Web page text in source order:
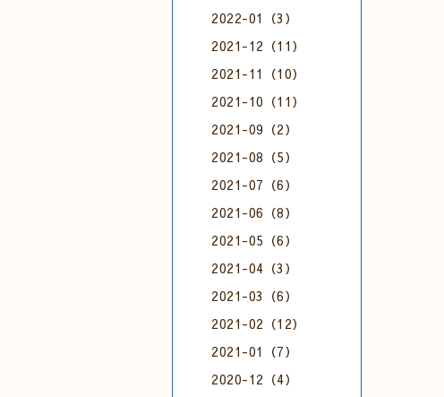
2022-01（3）
2021-12（11）
2021-11（10）
2021-10（11）
2021-09（2）
2021-08（5）
2021-07（6）
2021-06（8）
2021-05（6）
2021-04（3）
2021-03（6）
2021-02（12）
2021-01（7）
2020-12（4）